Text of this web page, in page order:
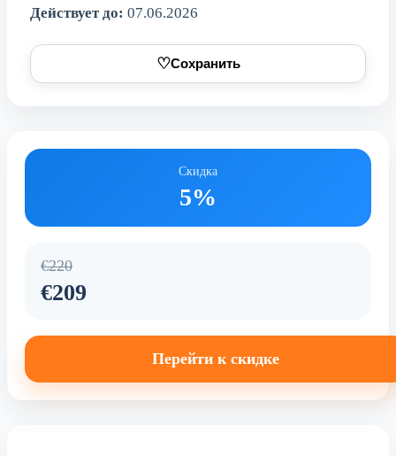
Действует до: 07.06.2026
♡Сохранить
Скидка
5%
€220
€209
Перейти к скидке